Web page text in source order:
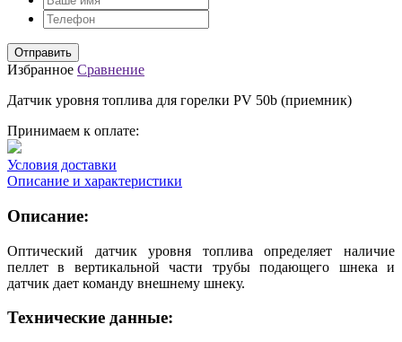
Избранное Сравнение
Датчик уровня топлива для горелки PV 50b (приемник)
Принимаем к оплате:
Условия доставки
Описание и характеристики
Описание:
Оптический датчик уровня топлива определяет наличие
пеллет в вертикальной части трубы подающего шнека и
датчик дает команду внешнему шнеку.
Технические данные: